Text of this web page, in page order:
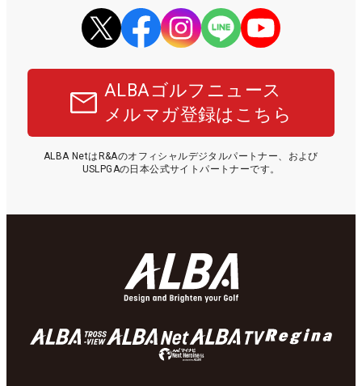
ALBAゴルフニュース
メルマガ登録はこちら
ALBA NetはR&Aのオフィシャルデジタルパートナー、および
USLPGAの日本公式サイトパートナーです。